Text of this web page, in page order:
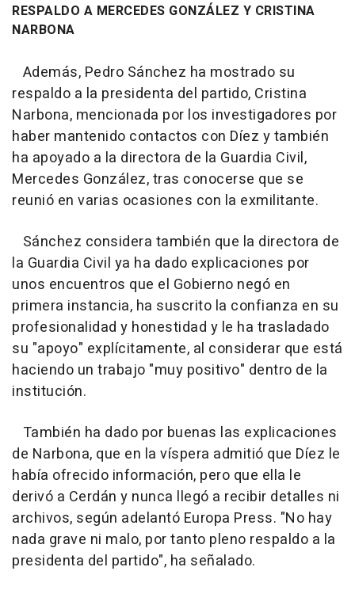
RESPALDO A MERCEDES GONZÁLEZ Y CRISTINA
NARBONA
Además, Pedro Sánchez ha mostrado su
respaldo a la presidenta del partido, Cristina
Narbona, mencionada por los investigadores por
haber mantenido contactos con Díez y también
ha apoyado a la directora de la Guardia Civil,
Mercedes González, tras conocerse que se
reunió en varias ocasiones con la exmilitante.
Sánchez considera también que la directora de
la Guardia Civil ya ha dado explicaciones por
unos encuentros que el Gobierno negó en
primera instancia, ha suscrito la confianza en su
profesionalidad y honestidad y le ha trasladado
su "apoyo" explícitamente, al considerar que está
haciendo un trabajo "muy positivo" dentro de la
institución.
También ha dado por buenas las explicaciones
de Narbona, que en la víspera admitió que Díez le
había ofrecido información, pero que ella le
derivó a Cerdán y nunca llegó a recibir detalles ni
archivos, según adelantó Europa Press. "No hay
nada grave ni malo, por tanto pleno respaldo a la
presidenta del partido", ha señalado.